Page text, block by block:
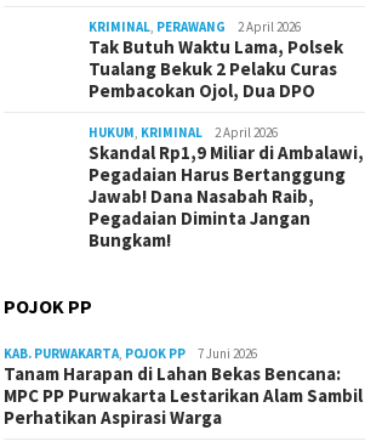
KRIMINAL, PERAWANG 2 April 2026
Tak Butuh Waktu Lama, Polsek
Tualang Bekuk 2 Pelaku Curas
Pembacokan Ojol, Dua DPO
HUKUM, KRIMINAL 2 April 2026
Skandal Rp1,9 Miliar di Ambalawi,
Pegadaian Harus Bertanggung
Jawab! Dana Nasabah Raib,
Pegadaian Diminta Jangan
Bungkam!
POJOK PP
KAB. PURWAKARTA, POJOK PP 7 Juni 2026
Tanam Harapan di Lahan Bekas Bencana:
MPC PP Purwakarta Lestarikan Alam Sambil
Perhatikan Aspirasi Warga